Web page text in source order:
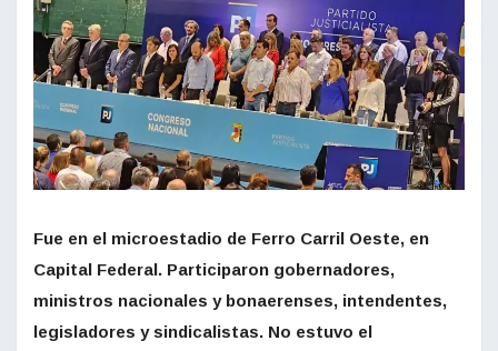
Fue en el microestadio de Ferro Carril Oeste, en
Capital Federal. Participaron gobernadores,
ministros nacionales y bonaerenses, intendentes,
legisladores y sindicalistas. No estuvo el